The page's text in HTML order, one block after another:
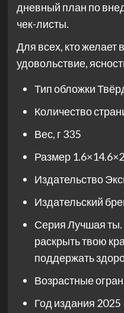
дневный план по
чек-листы.
Для всех, кто желает
удовольствие,
Тип обложки
Количество
Вес, г 335
Размер
Издательство
Издательский
СерияЛучшая ты.
раскрыть твою
поддержать
Возрастные
Год издания 2025